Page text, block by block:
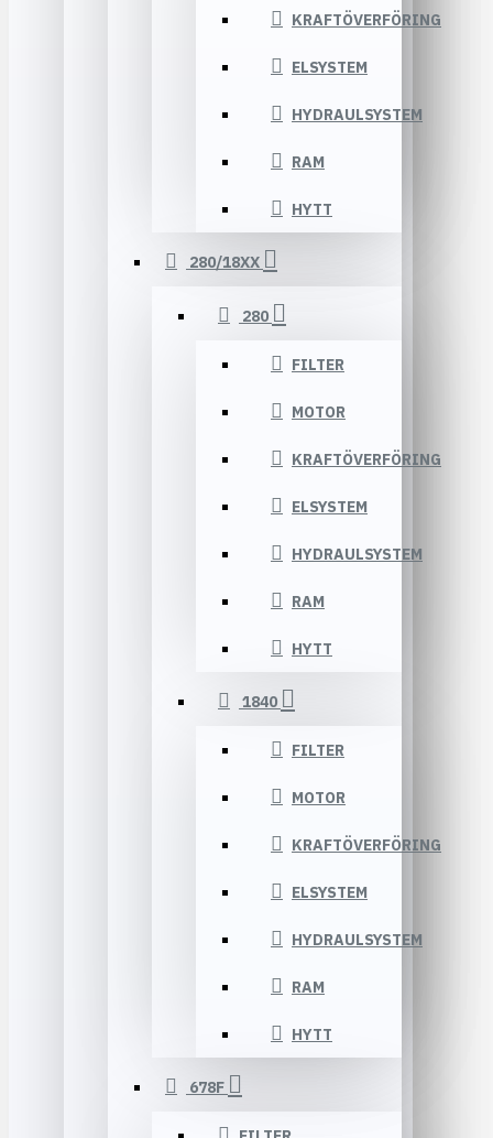
KRAFTÖVERFÖRING
ELSYSTEM
HYDRAULSYSTEM
RAM
HYTT
280/18XX
280
FILTER
MOTOR
KRAFTÖVERFÖRING
ELSYSTEM
HYDRAULSYSTEM
RAM
HYTT
1840
FILTER
MOTOR
KRAFTÖVERFÖRING
ELSYSTEM
HYDRAULSYSTEM
RAM
HYTT
678F